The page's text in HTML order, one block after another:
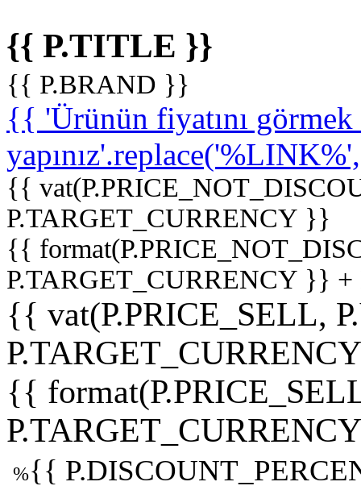
{{ P.TITLE }}
{{ P.BRAND }}
{{ 'Ürünün fiyatını
{{
P.TARGET_CURRENCY }}
{{
P.TARGET_CURRENCY }}
{{ vat(P.PRICE_SELL,
{{
%{{